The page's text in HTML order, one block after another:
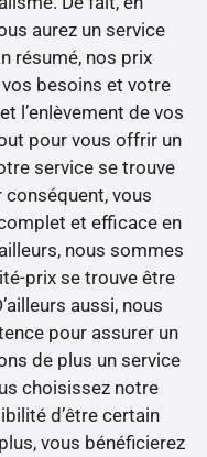
aurez un service
résumé, nos prix
besoins et votre
l’enlèvement de vos
pour vous offrir un
service se trouve
vous
et efficace en
nous sommes
prix se trouve être
aussi, nous
pour assurer un
de plus un service
choisissez notre
d’être certain
vous bénéficierez